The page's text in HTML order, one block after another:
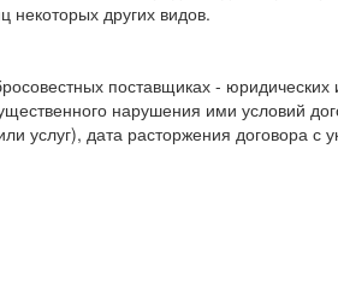
других видов.
поставщиках - юридических
нарушения ими условий
услуг), дата расторжения договора